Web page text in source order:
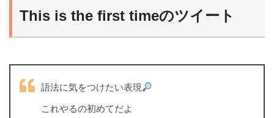
This is the first timeのツイート
語法に気をつけたい表現
これやるの初めてだよ